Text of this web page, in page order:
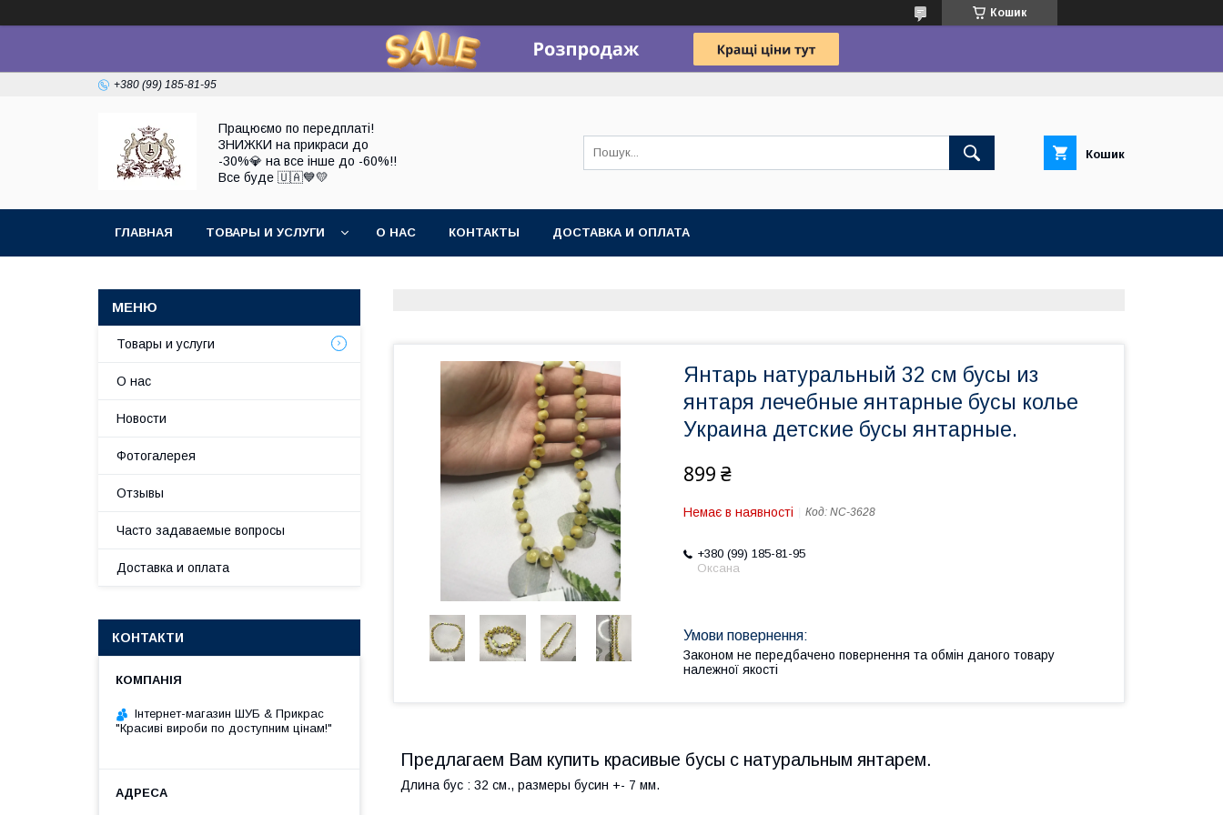
Кошик
+380 (99) 185-81-95
Працюємо по передплаті!
ЗНИЖКИ на прикраси до
-30%💎 на все інше до -60%!!
Все буде 🇺🇦💙💛
Кошик
ГЛАВНАЯ ТОВАРЫ И УСЛУГИ О НАС КОНТАКТЫ ДОСТАВКА И ОПЛАТА
Янтарь натуральный 32 см бусы из
янтаря лечебные янтарные бусы колье
Украина детские бусы янтарные.
899 ₴
Немає в наявності Код: NC-3628
+380 (99) 185-81-95
Оксана
Законом не передбачено повернення та обмін даного товару
належної якості
Предлагаем Вам купить красивые бусы с натуральным янтарем.
Длина бус : 32 см., размеры бусин +- 7 мм.
Товары и услуги
О нас
Новости
Фотогалерея
Отзывы
Часто задаваемые вопросы
Доставка и оплата
КОНТАКТИ
Інтернет-магазин ШУБ & Прикрас
"Красиві вироби по доступним цінам!"